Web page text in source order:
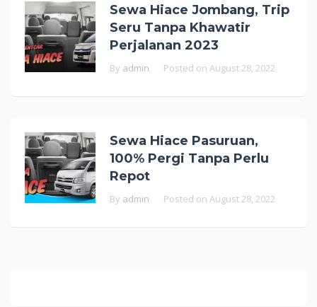
Sewa Hiace Jombang, Trip
Seru Tanpa Khawatir
Perjalanan 2023
By admin Posted on August 28, 2022
Sewa Hiace Pasuruan,
100% Pergi Tanpa Perlu
Repot
By admin Posted on August 28, 2022